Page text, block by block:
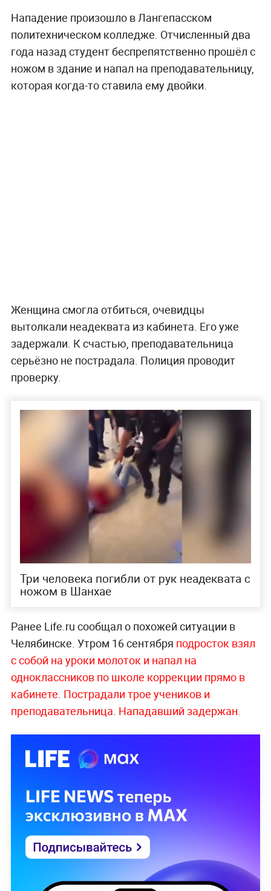
Нападение произошло в Лангепасском
политехническом колледже. Отчисленный два
года назад студент беспрепятственно прошёл с
ножом в здание и напал на преподавательницу,
которая когда-то ставила ему двойки.
Женщина смогла отбиться, очевидцы
вытолкали неадеквата из кабинета. Его уже
задержали. К счастью, преподавательница
серьёзно не пострадала. Полиция проводит
проверку.
Три человека погибли от рук неадеквата с
ножом в Шанхае
Ранее Life.ru сообщал о похожей ситуации в
Челябинске. Утром 16 сентября подросток взял
с собой на уроки молоток и напал на
одноклассников по школе коррекции прямо в
кабинете. Пострадали трое учеников и
преподавательница. Нападавший задержан.